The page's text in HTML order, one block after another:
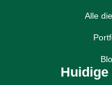
Alle
Huidige